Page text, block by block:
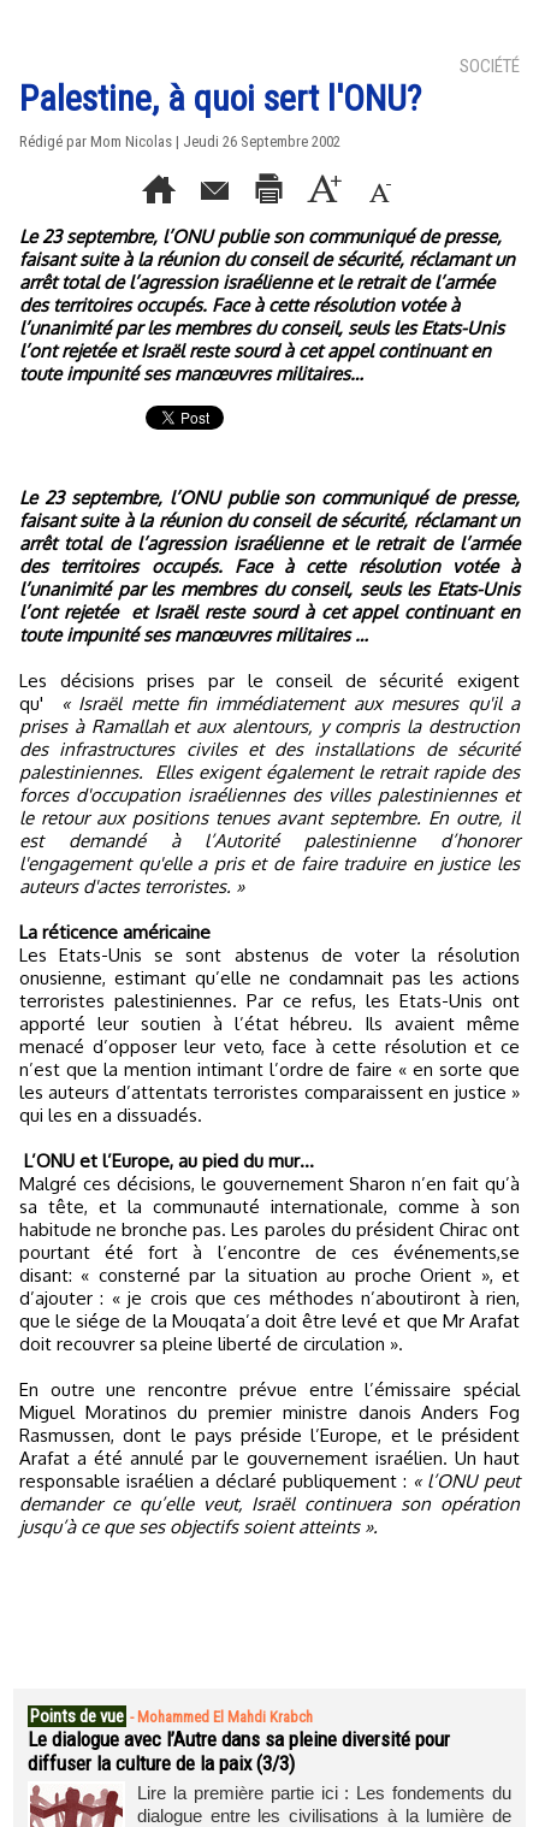
SOCIÉTÉ
Palestine, à quoi sert l'ONU?
Rédigé par Mom Nicolas | Jeudi 26 Septembre 2002
Le 23 septembre, l’ONU publie son communiqué de presse,
faisant suite à la réunion du conseil de sécurité, réclamant un
arrêt total de l’agression israélienne et le retrait de l’armée
des territoires occupés. Face à cette résolution votée à
l’unanimité par les membres du conseil, seuls les Etats-Unis
l’ont rejetée et Israël reste sourd à cet appel continuant en
toute impunité ses manœuvres militaires…
Le 23 septembre, l’ONU publie son communiqué de presse,
faisant suite à la réunion du conseil de sécurité, réclamant un
arrêt total de l’agression israélienne et le retrait de l’armée
des territoires occupés. Face à cette résolution votée à
l’unanimité par les membres du conseil, seuls les Etats-Unis
l’ont rejetée
et Israël reste sourd à cet appel continuant en
toute impunité ses manœuvres militaires …
Les décisions prises par le conseil de sécurité exigent
qu'
« Israël mette fin immédiatement aux mesures qu'il a
prises à Ramallah et aux alentours, y compris la destruction
des infrastructures civiles et des installations de sécurité
palestiniennes. Elles exigent également le retrait rapide des
forces d'occupation israéliennes des villes palestiniennes et
le retour aux positions tenues avant septembre. En outre, il
est demandé à l’Autorité palestinienne d’honorer
l'engagement qu'elle a pris et de faire traduire en justice les
auteurs d'actes terroristes. »
La réticence américaine
Les Etats-Unis se sont abstenus de voter la résolution
onusienne, estimant qu’elle ne condamnait pas les actions
terroristes palestiniennes. Par ce refus, les Etats-Unis ont
apporté leur soutien à l’état hébreu. Ils avaient même
menacé d’opposer leur veto, face à cette résolution et ce
n’est que la mention intimant l’ordre de faire « en sorte que
les auteurs d’attentats terroristes comparaissent en justice »
qui les en a dissuadés.
L’ONU et l’Europe, au pied du mur…
Malgré ces décisions, le gouvernement Sharon n’en fait qu’à
sa tête, et la communauté internationale, comme à son
habitude ne bronche pas. Les paroles du président Chirac ont
pourtant été fort à l’encontre de ces événements,se
disant: « consterné par la situation au proche Orient », et
d’ajouter : « je crois que ces méthodes n’aboutiront à rien,
que le siége de la Mouqata’a doit être levé et que Mr Arafat
doit recouvrer sa pleine liberté de circulation ».
En outre une rencontre prévue entre l’émissaire spécial
Miguel Moratinos du premier ministre danois Anders Fog
Rasmussen, dont le pays préside l’Europe, et le président
Arafat a été annulé par le gouvernement israélien. Un haut
responsable israélien a déclaré publiquement : « l’ONU peut
demander ce qu’elle veut, Israël continuera son opération
jusqu’à ce que ses objectifs soient atteints ».
Points de vue - Mohammed El Mahdi Krabch
Le dialogue avec l’Autre dans sa pleine diversité pour
diffuser la culture de la paix (3/3)
Lire la première partie ici : Les fondements du
dialogue entre les civilisations à la lumière de